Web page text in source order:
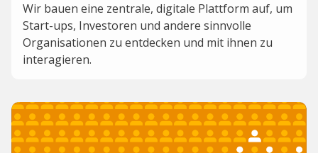
Wir bauen eine zentrale, digitale Plattform auf, um
Start-ups, Investoren und andere sinnvolle
Organisationen zu entdecken und mit ihnen zu
interagieren.